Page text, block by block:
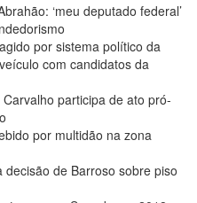
‘meu deputado federal’
por sistema político da
com candidatos da
participa de ato pró-
por multidão na zona
decisão de Barroso sobre piso